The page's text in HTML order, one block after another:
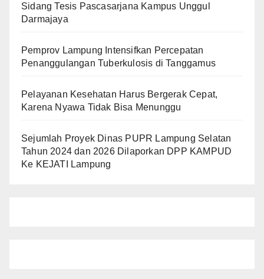
Sidang Tesis Pascasarjana Kampus Unggul
Darmajaya
Pemprov Lampung Intensifkan Percepatan
Penanggulangan Tuberkulosis di Tanggamus
Pelayanan Kesehatan Harus Bergerak Cepat,
Karena Nyawa Tidak Bisa Menunggu
Sejumlah Proyek Dinas PUPR Lampung Selatan
Tahun 2024 dan 2026 Dilaporkan DPP KAMPUD
Ke KEJATI Lampung